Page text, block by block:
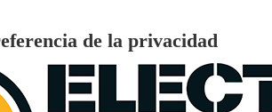
WiFi Bluetooth y HDMI
de la privacidad